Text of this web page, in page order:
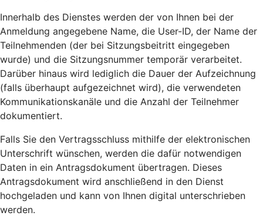
Innerhalb des Dienstes werden der von Ihnen bei der
Anmeldung angegebene Name, die User-ID, der Name der
Teilnehmenden (der bei Sitzungsbeitritt eingegeben
wurde) und die Sitzungsnummer temporär verarbeitet.
Darüber hinaus wird lediglich die Dauer der Aufzeichnung
(falls überhaupt aufgezeichnet wird), die verwendeten
Kommunikationskanäle und die Anzahl der Teilnehmer
dokumentiert.
Falls Sie den Vertragsschluss mithilfe der elektronischen
Unterschrift wünschen, werden die dafür notwendigen
Daten in ein Antragsdokument übertragen. Dieses
Antragsdokument wird anschließend in den Dienst
hochgeladen und kann von Ihnen digital unterschrieben
werden.